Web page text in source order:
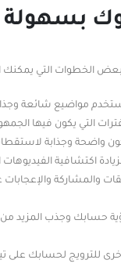
بسهولة
الخطوات التي يمكنك
مواضيع شائعة
التي يكون فيها
واضحة وجذابة
اكتشافية
والمشاركة
حسابك وجذب المزيد
للترويج لحسابك